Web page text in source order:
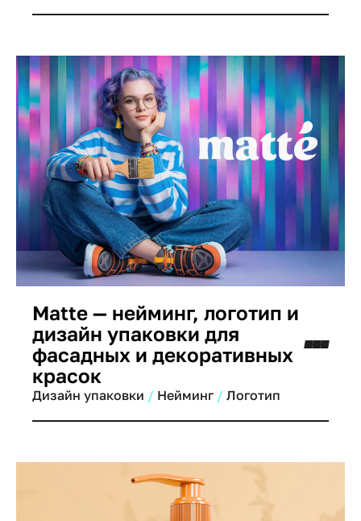
основная целевая аудитория — мастера.
Перед агентством MINIM стояла задача
успешно вывести этот новый бренд на рынок
и разработать комплексное решение,
которое завоевало бы доверие мастеров.
Matte — нейминг, логотип и
дизайн упаковки для
фасадных и декоративных
красок
Дизайн упаковки Нейминг Логотип